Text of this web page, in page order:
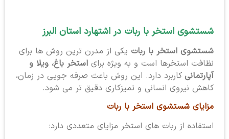
شستشوی استخر با ربات در اشتهارد استان البرز
شستشوی استخر با رباتیکی از مدرن ترین روش ها برای
نظافت استخرها است و به ویژه برای استخر باغ، ویلا و
آپارتمانیکاربرد دارد. این روش باعث صرفه جویی در زمان،
کاهش نیروی انسانی و تمیزکاری دقیق تر می شود.
مزایای شستشوی استخر با ربات
استفاده از ربات های استخر مزایای متعددی دارد: